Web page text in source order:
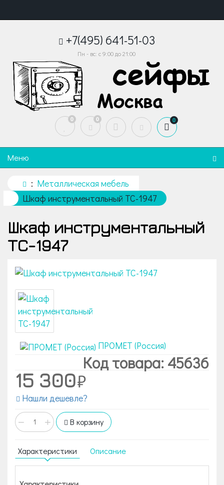
+7(495) 641-51-03
Пн - вс: с 9:00 до 21:00
0 0 0
Меню
Металлическая мебель
Шкаф инструментальный TC-1947
Шкаф инструментальный
TC-1947
ПРОМЕТ (Россия)
Код товара: 45636
15 300
Нашли дешевле?
− + В корзину
Характеристики Описание